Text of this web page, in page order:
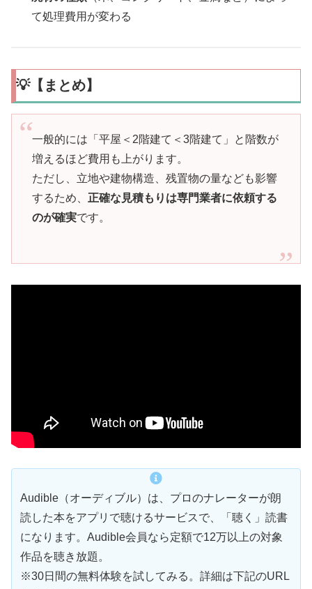
て処理費用が変わる
💡【まとめ】
一般的には「平屋＜2階建て＜3階建て」と階数が
増えるほど費用も上がります。
ただし、立地や建物構造、残置物の量なども影響
するため、 正確な見積もりは専門業者に依頼する
のが確実です。
Audible（オーディブル）は、プロのナレーターが朗
読した本をアプリで聴けるサービスで、「聴く」読書
になります。Audible会員なら定額で12万以上の対象
作品を聴き放題。
※30日間の無料体験を試してみる。詳細は下記のURL